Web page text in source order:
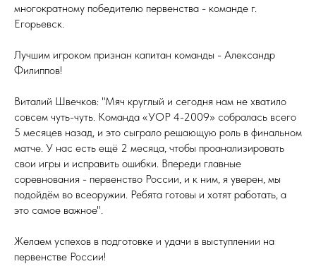
многократному победителю первенства - команде г.
Егорьевск.
Лучшим игроком признан капитан команды - Александр
Филиппов!
Виталий Швечков: "Мяч круглый и сегодня нам не хватило
совсем чуть-чуть. Команда «УОР 4-2009» собралась всего
5 месяцев назад, и это сыграло решающую роль в финальном
матче. У нас есть ещё 2 месяца, чтобы проанализировать
свои игры и исправить ошибки. Впереди главные
соревнования - первенство России, и к ним, я уверен, мы
подойдём во всеоружии. Ребята готовы и хотят работать, а
это самое важное".
Желаем успехов в подготовке и удачи в выступлении на
первенстве России!